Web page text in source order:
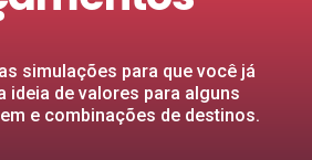
simulações para que você já
ideia de valores para alguns
e combinações de destinos.